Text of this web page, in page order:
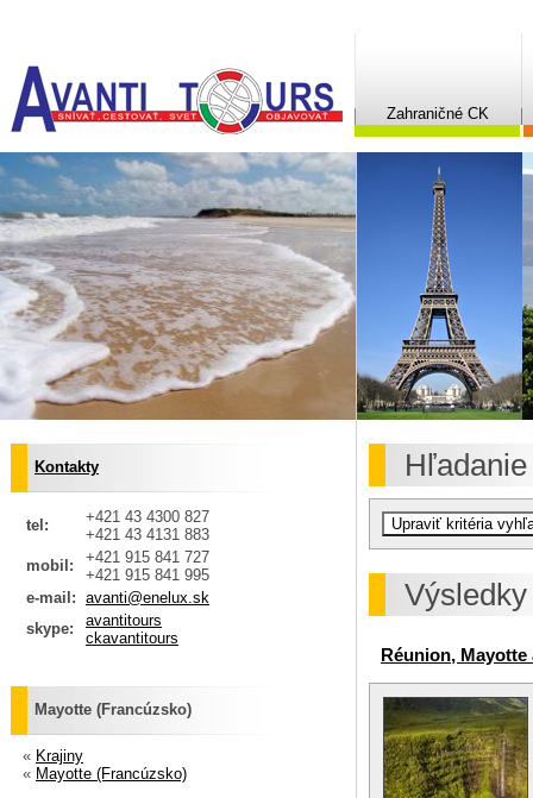
Zahraničné CK
Réunion,
Kontakty
tel:
+421 43 4300 827
+421 43 4131 883
mobil:
+421 915 841 727
+421 915 841 995
e-mail: avanti@enelux.sk
skype:
avantitours
ckavantitours
Mayotte (Francúzsko)
« Krajiny
« Mayotte (Francúzsko)